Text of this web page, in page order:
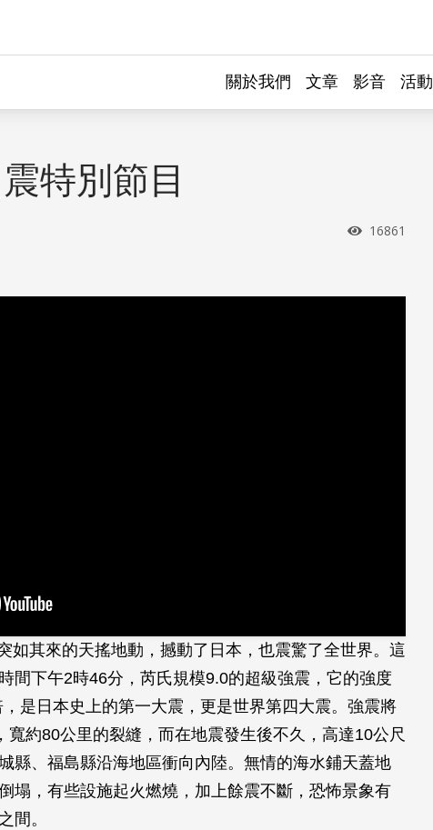
關於我們 文章 影音 活動
特別節目
瀏覽次數
16861
如其來的天搖地動，撼動了日本，也震驚了全世界。這
間下午2時46分，芮氏規模9.0的超級強震，它的強度
是日本史上的第一大震，更是世界第四大震。強震將
寬約80公里的裂縫，而在地震發生後不久，高達10公尺
縣、福島縣沿海地區衝向內陸。無情的海水鋪天蓋地
塌，有些設施起火燃燒，加上餘震不斷，恐怖景象有
間。